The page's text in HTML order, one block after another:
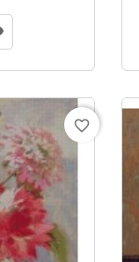
favorite_border